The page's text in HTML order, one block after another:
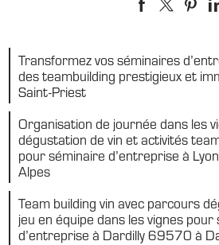
Transformez vos séminaires
des teambuilding prestigieux et
Saint-Priest
Organisation de journée dans les
dégustation de vin et activités
pour séminaire d’entreprise à
Alpes
Team building vin avec parcours
jeu en équipe dans les vignes pour
d’entreprise à Dardilly 69570 à